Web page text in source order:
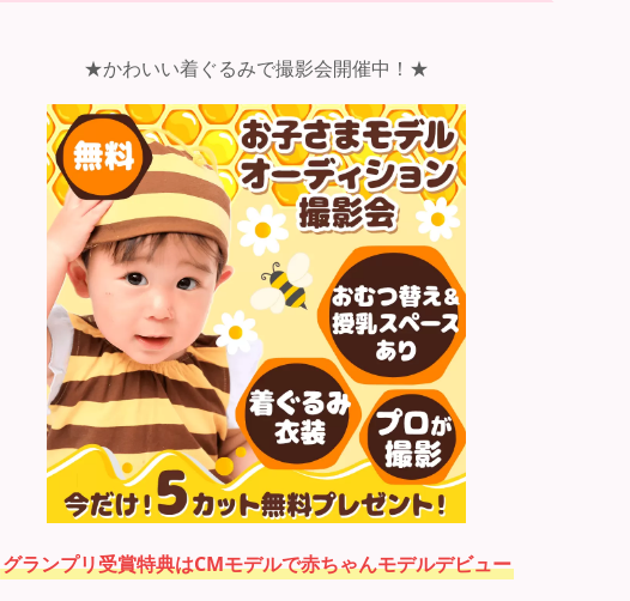
★かわいい着ぐるみで撮影会開催中！★
グランプリ受賞特典はCMモデルで赤ちゃんモデルデビュー